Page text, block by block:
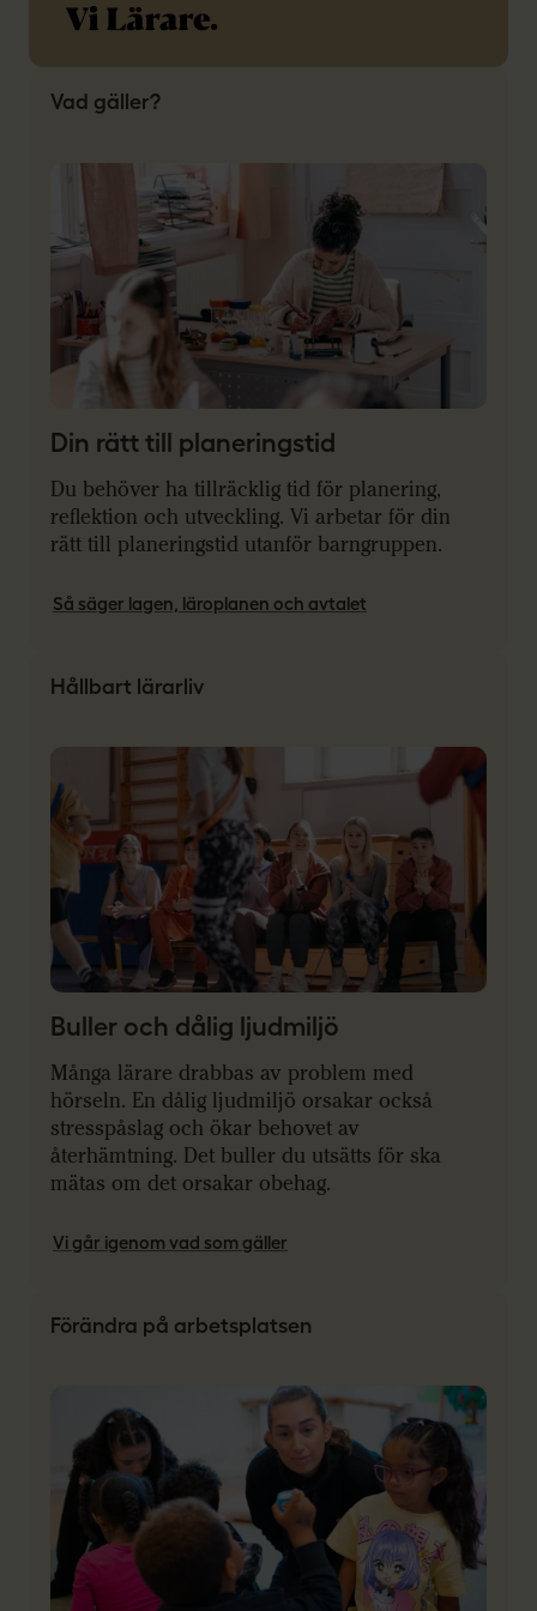
Vad gäller?
Din rätt till planeringstid
Du behöver ha tillräcklig tid för planering,
reflektion och utveckling. Vi arbetar för din
rätt till planeringstid utanför barngruppen.
Så säger lagen, läroplanen och avtalet
Hållbart lärarliv
Buller och dålig ljudmiljö
Många lärare drabbas av problem med
hörseln. En dålig ljudmiljö orsakar också
stresspåslag och ökar behovet av
återhämtning. Det buller du utsätts för ska
mätas om det orsakar obehag.
Vi går igenom vad som gäller
Förändra på arbetsplatsen